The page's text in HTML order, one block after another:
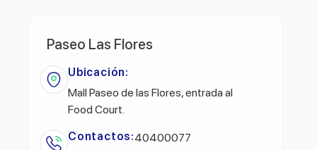
Paseo Las Flores
Ubicación:
Mall Paseo de las Flores, entrada al
Food Court.
Contactos:40400077